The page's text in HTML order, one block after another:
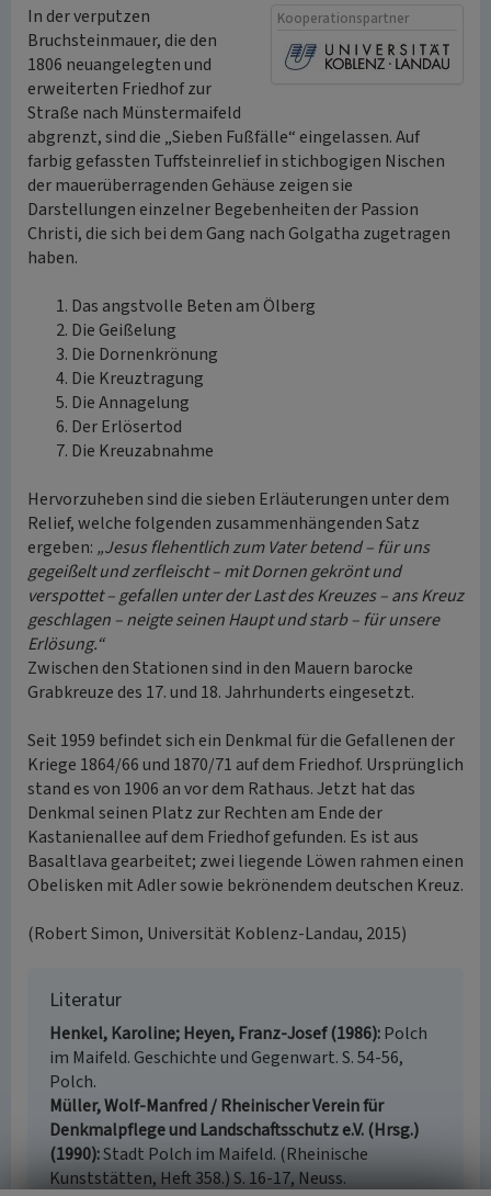
Kooperationspartner
In der verputzen
Bruchsteinmauer, die den
1806 neuangelegten und
erweiterten Friedhof zur
Straße nach Münstermaifeld
abgrenzt, sind die „Sieben Fußfälle“ eingelassen. Auf
farbig gefassten Tuffsteinrelief in stichbogigen Nischen
der mauerüberragenden Gehäuse zeigen sie
Darstellungen einzelner Begebenheiten der Passion
Christi, die sich bei dem Gang nach Golgatha zugetragen
haben.
Das angstvolle Beten am Ölberg
Die Geißelung
Die Dornenkrönung
Die Kreuztragung
Die Annagelung
Der Erlösertod
Die Kreuzabnahme
Hervorzuheben sind die sieben Erläuterungen unter dem
Relief, welche folgenden zusammenhängenden Satz
ergeben: „Jesus flehentlich zum Vater betend – für uns
gegeißelt und zerfleischt – mit Dornen gekrönt und
verspottet – gefallen unter der Last des Kreuzes – ans Kreuz
geschlagen – neigte seinen Haupt und starb – für unsere
Erlösung.“
Zwischen den Stationen sind in den Mauern barocke
Grabkreuze des 17. und 18. Jahrhunderts eingesetzt.
Seit 1959 befindet sich ein Denkmal für die Gefallenen der
Kriege 1864/66 und 1870/71 auf dem Friedhof. Ursprünglich
stand es von 1906 an vor dem Rathaus. Jetzt hat das
Denkmal seinen Platz zur Rechten am Ende der
Kastanienallee auf dem Friedhof gefunden. Es ist aus
Basaltlava gearbeitet; zwei liegende Löwen rahmen einen
Obelisken mit Adler sowie bekrönendem deutschen Kreuz.
(Robert Simon, Universität Koblenz-Landau, 2015)
Literatur
Henkel, Karoline; Heyen, Franz-Josef (1986) Polch
im Maifeld. Geschichte und Gegenwart. S. 54-56,
Polch.
Müller, Wolf-Manfred / Rheinischer Verein für
Denkmalpflege und Landschaftsschutz e.V. (Hrsg.)
(1990) Stadt Polch im Maifeld. (Rheinische
Kunststätten, Heft 358.) S. 16-17, Neuss.